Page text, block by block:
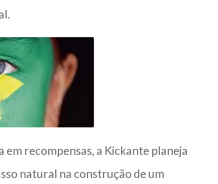
em recompensas, a Kickante planeja
natural na construção de um